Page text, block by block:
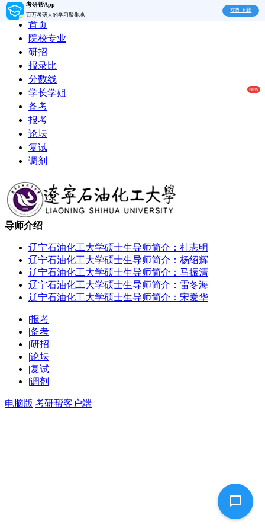
考研帮App
百万考研人的学习聚集地
立即下载
首页
院校专业
研招
报录比
分数线
学长学姐
备考
报考
论坛
复试
调剂
导师介绍
辽宁石油化工大学硕士生导师简介：杜志明
辽宁石油化工大学硕士生导师简介：杨绍辉
辽宁石油化工大学硕士生导师简介：马振清
辽宁石油化工大学硕士生导师简介：雷冬海
辽宁石油化工大学硕士生导师简介：宋爱华
|报考
|备考
|研招
|论坛
|复试
|调剂
电脑版|考研帮客户端